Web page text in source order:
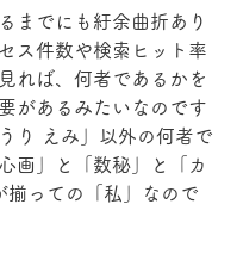
までにも紆余曲折あり
ス件数や検索ヒット率
れば、何者であるかを
があるみたいなのです
り えみ」以外の何者で
画」と「数秘」と「カ
揃っての「私」なので